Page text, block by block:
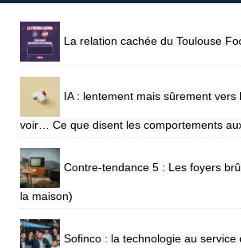
La relation cachée du Toulouse
IA : lentement mais sûrement vers
voir… Ce que disent les comportements
Contre-tendance 5 : Les foyers
la maison)
Sofinco : la technologie au service